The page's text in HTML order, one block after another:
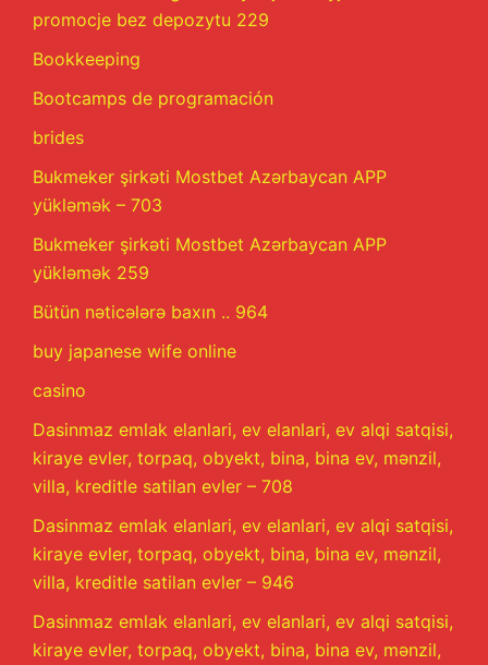
promocje bez depozytu 229
Bookkeeping
Bootcamps de programación
brides
Bukmeker şirkəti Mostbet Azərbaycan APP
yükləmək – 703
Bukmeker şirkəti Mostbet Azərbaycan APP
yükləmək 259
Bütün nəticələrə baxın .. 964
buy japanese wife online
casino
Dasinmaz emlak elanlari, ev elanlari, ev alqi satqisi,
kiraye evler, torpaq, obyekt, bina, bina ev, mənzil,
villa, kreditle satilan evler – 708
Dasinmaz emlak elanlari, ev elanlari, ev alqi satqisi,
kiraye evler, torpaq, obyekt, bina, bina ev, mənzil,
villa, kreditle satilan evler – 946
Dasinmaz emlak elanlari, ev elanlari, ev alqi satqisi,
kiraye evler, torpaq, obyekt, bina, bina ev, mənzil,